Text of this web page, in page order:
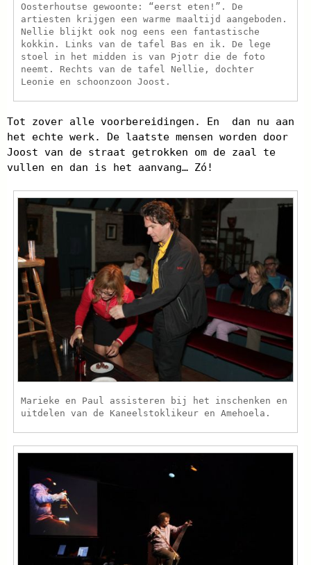
Oosterhoutse gewoonte: “eerst eten!”. De
artiesten krijgen een warme maaltijd aangeboden.
Nellie blijkt ook nog eens een fantastische
kokkin. Links van de tafel Bas en ik. De lege
stoel in het midden is van Pjotr die de foto
neemt. Rechts van de tafel Nellie, dochter
Leonie en schoonzoon Joost.
Tot zover alle voorbereidingen. En dan nu aan
het echte werk. De laatste mensen worden door
Joost van de straat getrokken om de zaal te
vullen en dan is het aanvang… Zó!
Marieke en Paul assisteren bij het inschenken en
uitdelen van de Kaneelstoklikeur en Amehoela.